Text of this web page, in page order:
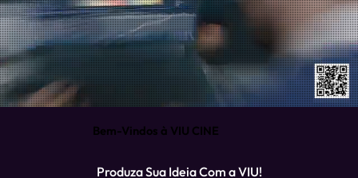
Bem-Vindos à VIU CINE
Produza Sua Ideia Com a VIU!